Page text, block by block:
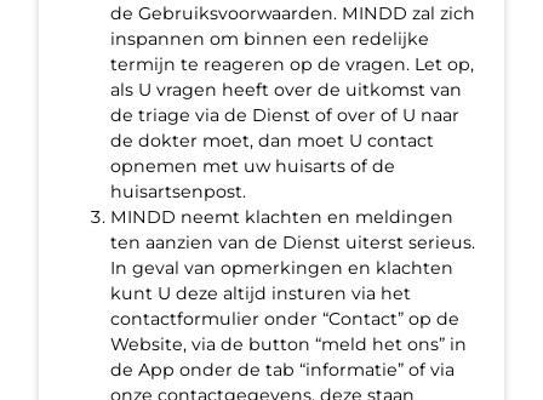
de Gebruiksvoorwaarden. MINDD zal zich
inspannen om binnen een redelijke
termijn te reageren op de vragen. Let op,
als U vragen heeft over de uitkomst van
de triage via de Dienst of over of U naar
de dokter moet, dan moet U contact
opnemen met uw huisarts of de
huisartsenpost.
MINDD neemt klachten en meldingen
ten aanzien van de Dienst uiterst serieus.
In geval van opmerkingen en klachten
kunt U deze altijd insturen via het
contactformulier onder “Contact” op de
Website, via de button “meld het ons” in
de App onder de tab “informatie” of via
onze contactgegevens, deze staan